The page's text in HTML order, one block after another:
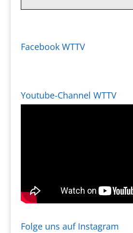
Facebook WTTV
Youtube-Channel WTTV
Folge uns auf Instagram